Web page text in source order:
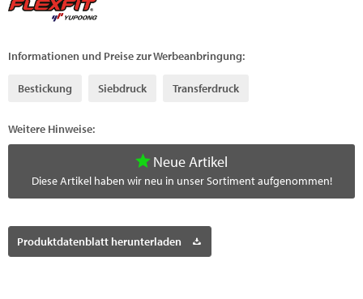
Informationen und Preise zur Werbeanbringung:
Bestickung Siebdruck Transferdruck
Weitere Hinweise:
Neue Artikel
Diese Artikel haben wir neu in unser Sortiment aufgenommen!
Produktdatenblatt herunterladen